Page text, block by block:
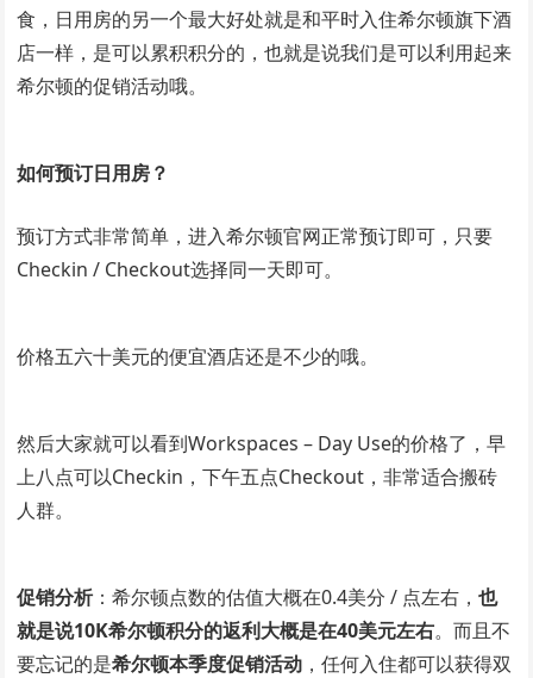
食，日用房的另一个最大好处就是和平时入住希尔顿旗下酒
店一样，是可以累积积分的，也就是说我们是可以利用起来
希尔顿的促销活动哦。
如何预订日用房？
预订方式非常简单，进入希尔顿官网正常预订即可，只要
Checkin / Checkout选择同一天即可。
价格五六十美元的便宜酒店还是不少的哦。
然后大家就可以看到Workspaces – Day Use的价格了，早
上八点可以Checkin，下午五点Checkout，非常适合搬砖
人群。
促销分析：希尔顿点数的估值大概在0.4美分 / 点左右，也
就是说10K希尔顿积分的返利大概是在40美元左右。而且不
要忘记的是希尔顿本季度促销活动 ，任何入住都可以获得双